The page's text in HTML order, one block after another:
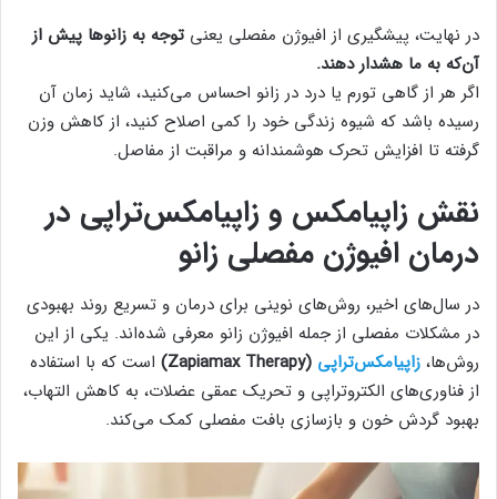
در نهایت، پیشگیری از افیوژن مفصلی یعنی توجه به زانوها پیش از
آن‌که به ما هشدار دهند.
اگر هر از گاهی تورم یا درد در زانو احساس می‌کنید، شاید زمان آن
رسیده باشد که شیوه زندگی خود را کمی اصلاح کنید، از کاهش وزن
گرفته تا افزایش تحرک هوشمندانه و مراقبت از مفاصل.
نقش زاپیامکس و زاپیامکس‌تراپی در
درمان افیوژن مفصلی زانو
در سال‌های اخیر، روش‌های نوینی برای درمان و تسریع روند بهبودی
در مشکلات مفصلی از جمله افیوژن زانو معرفی شده‌اند. یکی از این
روش‌ها، زاپیامکس‌تراپی (Zapiamax Therapy)
است که با استفاده
از فناوری‌های الکتروتراپی و تحریک عمقی عضلات، به کاهش التهاب،
بهبود گردش خون و بازسازی بافت مفصلی کمک می‌کند.